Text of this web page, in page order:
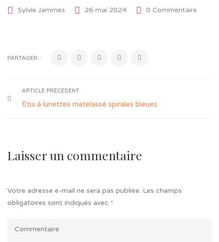
Sylvie Jammes 26 mai 2024 0 Commentaire
PARTAGER :
ARTICLE PRÉCÉDENT
Etui à lunettes matelassé spirales bleues
Laisser un commentaire
Votre adresse e-mail ne sera pas publiée. Les champs
obligatoires sont indiqués avec *